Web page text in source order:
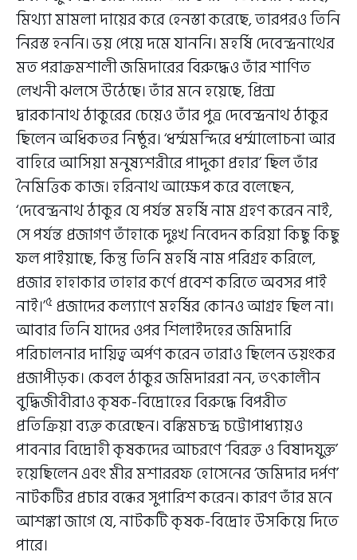
মিথ্যা মামলা দায়ের করে হেনস্তা করেছে, তারপরও তিনি
নিরস্ত হননি। ভয় পেয়ে দমে যাননি। মহর্ষি দেবেন্দ্রনাথের
মত পরাক্রমশালী জমিদারের বিরুদ্ধেও তাঁর শাণিত
লেখনী ঝলসে উঠেছে। তাঁর মনে হয়েছে, প্রিন্স
দ্বারকানাথ ঠাকুরের চেয়েও তাঁর পুত্র দেবেন্দ্রনাথ ঠাকুর
ছিলেন অধিকতর নিষ্ঠুর। ‘ধর্ম্মমন্দিরে ধর্ম্মালোচনা আর
বাহিরে আসিয়া মনুষ্যশরীরে পাদুকা প্রহার’ ছিল তাঁর
নৈমিত্তিক কাজ। হরিনাথ আক্ষেপ করে বলেছেন,
‘দেবেন্দ্রনাথ ঠাকুর যে পর্যন্ত মহর্ষি নাম গ্রহণ করেন নাই,
সে পর্যন্ত প্রজাগণ তাঁহাকে দুঃখ নিবেদন করিয়া কিছু কিছু
ফল পাইয়াছে, কিন্তু তিনি মহর্ষি নাম পরিগ্রহ করিলে,
প্রজার হাহাকার তাহার কর্ণে প্রবেশ করিতে অবসর পাই
নাই।’৫ প্রজাদের কল্যাণে মহর্ষির কোনও আগ্রহ ছিল না।
আবার তিনি যাদের ওপর শিলাইদহের জমিদারি
পরিচালনার দায়িত্ব অর্পণ করেন তারাও ছিলেন ভয়ংকর
প্রজাপীড়ক। কেবল ঠাকুর জমিদাররা নন, তৎকালীন
বুদ্ধিজীবীরাও কৃষক-বিদ্রোহের বিরুদ্ধে বিপরীত
প্রতিক্রিয়া ব্যক্ত করেছেন। বঙ্কিমচন্দ্র চট্টোপাধ্যায়ও
পাবনার বিদ্রোহী কৃষকদের আচরণে ‘বিরক্ত ও বিষাদযুক্ত’
হয়েছিলেন এবং মীর মশাররফ হোসেনের ‘জমিদার দর্পণ’
নাটকটির প্রচার বন্ধের সুপারিশ করেন। কারণ তাঁর মনে
আশঙ্কা জাগে যে, নাটকটি কৃষক-বিদ্রোহ উসকিয়ে দিতে
পারে।